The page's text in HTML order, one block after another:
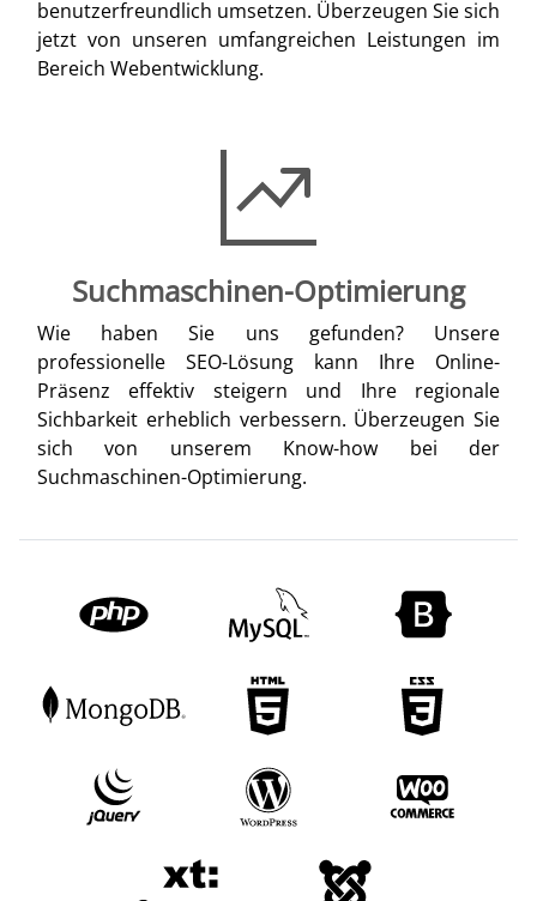
benutzerfreundlich umsetzen. Überzeugen Sie sich
jetzt von unseren umfangreichen Leistungen im
Bereich Webentwicklung.
Suchmaschinen-Optimierung
Wie haben Sie uns gefunden? Unsere
professionelle SEO-Lösung kann Ihre Online-
Präsenz effektiv steigern und Ihre regionale
Sichbarkeit erheblich verbessern. Überzeugen Sie
sich von unserem Know-how bei der
Suchmaschinen-Optimierung.